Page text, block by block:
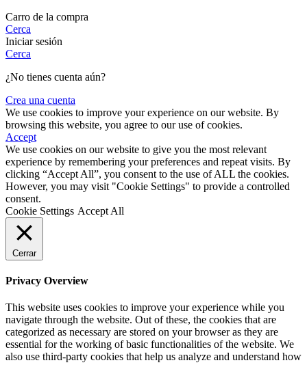
Carro de la compra
Cerca
Iniciar sesión
Cerca
¿No tienes cuenta aún?
Crea una cuenta
We use cookies to improve your experience on our website. By
browsing this website, you agree to our use of cookies.
Accept
We use cookies on our website to give you the most relevant
experience by remembering your preferences and repeat visits. By
clicking “Accept All”, you consent to the use of ALL the cookies.
However, you may visit "Cookie Settings" to provide a controlled
consent.
Cookie Settings Accept All
Cerrar
Privacy Overview
This website uses cookies to improve your experience while you
navigate through the website. Out of these, the cookies that are
categorized as necessary are stored on your browser as they are
essential for the working of basic functionalities of the website. We
also use third-party cookies that help us analyze and understand how